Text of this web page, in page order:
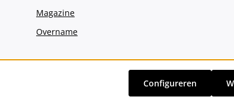
Magazine
Overname
verzendkostenen eventuele
Configureren